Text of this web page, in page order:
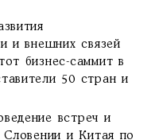
и внешних связей
бизнес-саммит в
50 стран и
встреч и
Словении и Китая по